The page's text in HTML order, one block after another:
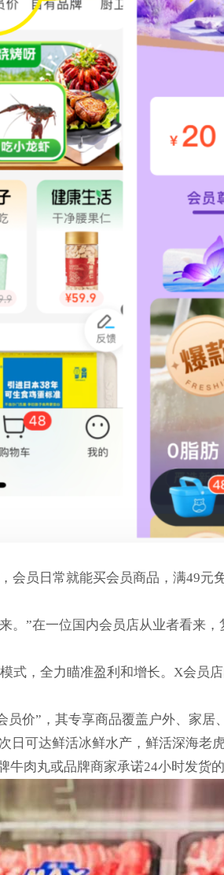
会员日常就能买会员商品，满49
。”在一位国内会员店从业者看来
式，全力瞄准盈利和增长。X会员
价”，其专享商品覆盖户外、家居
日可达鲜活冰鲜水产，鲜活深海
肉丸或品牌商家承诺24小时发货的